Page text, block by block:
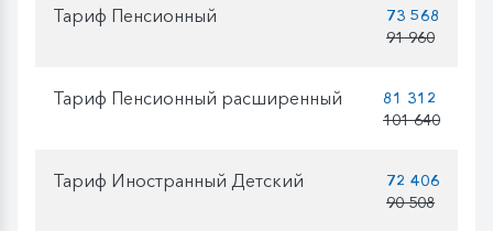
Тариф Пенсионный
73 568
91 960
Тариф Пенсионный расширенный
81 312
101 640
Тариф Иностранный Детский
72 406
90 508